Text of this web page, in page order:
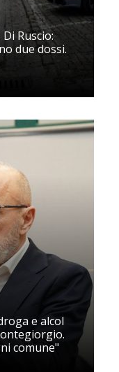
Ruscio:
due dossi.
e alcol
comune"